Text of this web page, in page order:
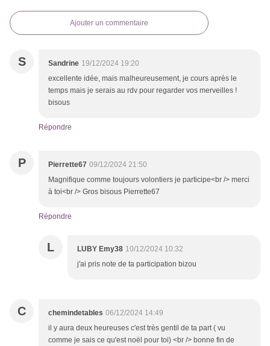
Ajouter un commentaire
S Sandrine 19/12/2024 19:20
excellente idée, mais malheureusement, je cours après le
temps mais je serais au rdv pour regarder vos merveilles !
bisous
Répondre
P Pierrette67 09/12/2024 21:50
Magnifique comme toujours volontiers je participe<br /> merci
à toi<br /> Gros bisous Pierrette67
Répondre
L LUBY Emy38 10/12/2024 10:32
j'ai pris note de ta participation bizou
C chemindetables 06/12/2024 14:49
il y aura deux heureuses c'est très gentil de ta part ( vu
comme je sais ce qu'est noël pour toi) <br /> bonne fin de